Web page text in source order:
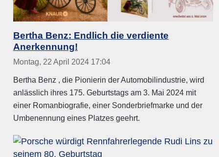
Bertha Benz: Endlich die verdiente
Anerkennung!
Montag, 22 April 2024 17:04
Bertha Benz , die Pionierin der Automobilindustrie, wird
anlässlich ihres 175. Geburtstags am 3. Mai 2024 mit
einer Romanbiografie, einer Sonderbriefmarke und der
Umbenennung eines Platzes geehrt.